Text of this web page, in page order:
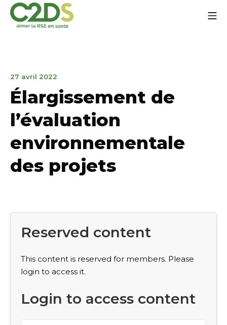
content
27 avril 2022
2023
Élargissement de
l’évaluation
environnementale
des projets
Reserved content
This content is reserved for members. Please
login to access it.
Login to access content